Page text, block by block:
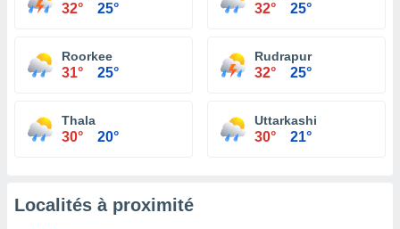
32° 25° 32° 25°
Roorkee
31° 25°
Rudrapur
32° 25°
Thala
30° 20°
Uttarkashi
30° 21°
Localités à proximité